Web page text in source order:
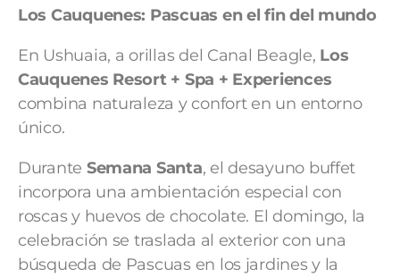
Los Cauquenes: Pascuas en el fin del mundo
En Ushuaia, a orillas del Canal Beagle, Los
Cauquenes Resort + Spa + Experiences
combina naturaleza y confort en un entorno
único.
Durante Semana Santa, el desayuno buffet
incorpora una ambientación especial con
roscas y huevos de chocolate. El domingo, la
celebración se traslada al exterior con una
búsqueda de Pascuas en los jardines y la